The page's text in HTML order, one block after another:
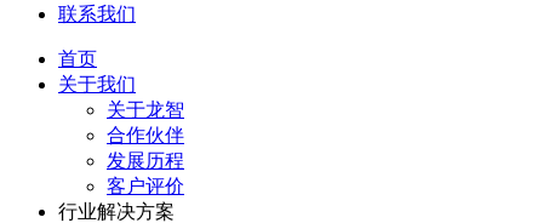
联系我们
首页
关于我们
关于龙智
合作伙伴
发展历程
客户评价
行业解决方案